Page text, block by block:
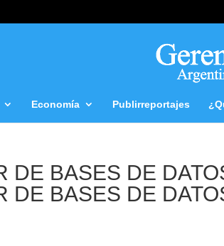
Economía Publirreportajes
DE BASES DE
DE BASES DE